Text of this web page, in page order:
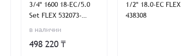
3/4" 1600 18-EC/5.0
Set FLEX 532073-
в наличии
498 220 ₸
1/2" 18.0-EC FLEX
438308